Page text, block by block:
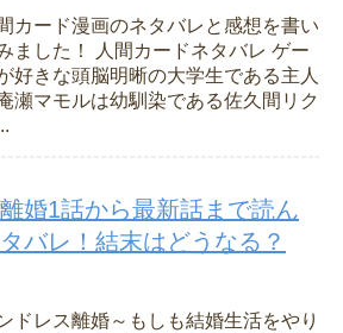
カード漫画のネタバレと感想を書い
ました！ 人間カードネタバレ ゲー
好きな頭脳明晰の大学生である主人
瀬マモルは幼馴染である佐久間リク
婚1話から最新話まで読ん
バレ！結末はどうなる？
ドレス離婚～もしも結婚生活をやり